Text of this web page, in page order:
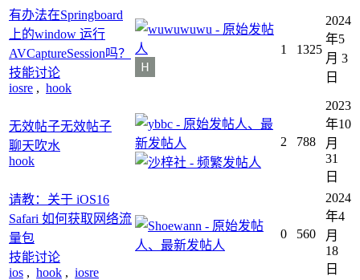
有办法在Springboard
上的window 运行
AVCaptureSession吗？
技能讨论
iosre , hook
1 1325
2024
年5
月 3
日
无效帖子无效帖子
聊天吹水
hook
2 788
2023
年10
月
31
日
请教：关于 iOS16
Safari 如何获取网络流
量包
技能讨论
ios , hook , iosre
0 560
2024
年4
月
18
日